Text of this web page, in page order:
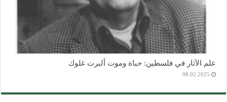
علم الآثار في فلسطين: حياة وموت ألبرت غلوك
08.02.2025